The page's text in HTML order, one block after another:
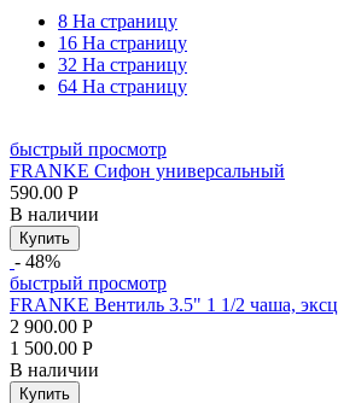
8 На страницу
16 На страницу
32 На страницу
64 На страницу
быстрый просмотр
FRANKE Сифон универсальный
590.00 Р
В наличии
Купить
- 48%
быстрый просмотр
FRANKE Вентиль 3.5" 1 1/2 чаша, эксц
2 900.00 Р
1 500.00 Р
В наличии
Купить